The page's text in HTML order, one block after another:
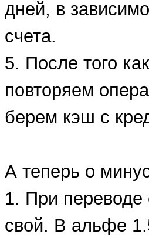
дней, в
счета.
5. После того
повторяем
берем кэш с
А теперь о
1. При переводе
свой. В альфе